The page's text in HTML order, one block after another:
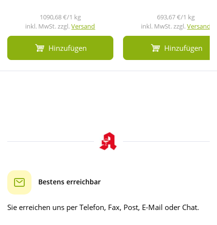
1090,68 €/1 kg
inkl. MwSt. zzgl.Versand
Hinzufügen
693,67 €/1 kg
inkl. MwSt. zzgl.Versand
Hinzufügen
Bestens erreichbar
Sie erreichen uns per Telefon, Fax, Post, E-Mail oder Chat.